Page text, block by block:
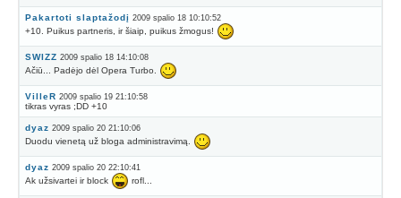
Pakartoti slaptažodį 2009 spalio 18 10:10:52
+10. Puikus partneris, ir šiaip, puikus žmogus!
SWIZZ 2009 spalio 18 14:10:08
Ačiū... Padėjo dėl Opera Turbo.
VilleR 2009 spalio 19 21:10:58
tikras vyras ;DD +10
dyaz 2009 spalio 20 21:10:06
Duodu vienetą už bloga administravimą.
dyaz 2009 spalio 20 22:10:41
Ak užsivartei ir block rofl...